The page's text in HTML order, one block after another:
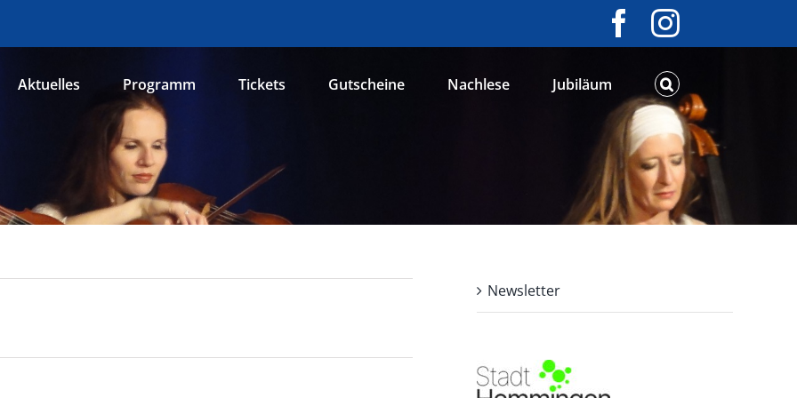
Facebook
Instagram
Aktuelles Programm Tickets Gutscheine Nachlese Jubiläum
Newsletter